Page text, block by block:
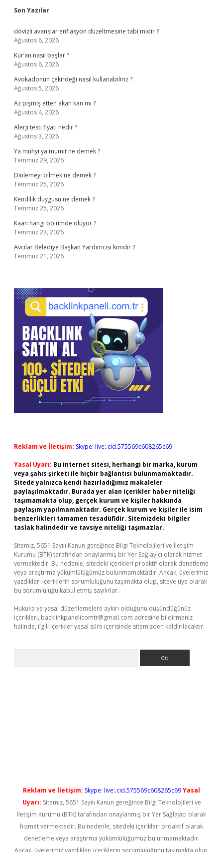
Sidebar
Son Yazılar
dövizli avanslar enflasyon düzeltmesine tabi midir ?
Ağustos 6, 2026
Kur’an nasıl başlar ?
Ağustos 6, 2026
Avokadonun çekirdeği nasıl kullanabiliriz ?
Ağustos 5, 2026
Az pişmiş etten akan kan mı ?
Ağustos 4, 2026
Alerji testi fiyatı nedir ?
Ağustos 3, 2026
Ya muhyi ya mumit ne demek ?
Temmuz 29, 2026
Dinlemeyi bilmek ne demek ?
Temmuz 25, 2026
Kendilik duygusu ne demek ?
Temmuz 25, 2026
Kaan hangi bölümde ölüyor ?
Temmuz 23, 2026
Avcılar Belediye Başkan Yardımcısı kimdir ?
Temmuz 21, 2026
Reklam ve İletişim: Skype: live:.cid.575569c608265c69
Yasal Uyarı: Bu internet sitesi, herhangi bir marka, kurum
veya şahıs şirketi ile hiçbir bağlantısı bulunmamaktadır.
Sitede yalnızca kendi hazırladığımız makaleler
paylaşılmaktadır. Burada yer alan içerikler haber niteliği
taşımamakta olup, gerçek kurum ve kişiler hakkında
paylaşım yapılmamaktadır. Gerçek kurum ve kişiler ile isim
benzerlikleri tamamen tesadüfidir. Sitemizdeki bilgiler
taslak halindedir ve tavsiye niteliği taşımazlar.
Sitemiz, 5651 Sayılı Kanun gereğince Bilgi Teknolojileri ve İletişim
Kurumu (BTK) tarafından onaylanmış bir Yer Sağlayıcı olarak hizmet
vermektedir. Bu nedenle, sitedeki içerikleri proaktif olarak denetleme
veya araştırma yükümlülüğümüz bulunmamaktadır. Ancak, üyelerimiz
yazdıkları içeriklerin sorumluluğunu taşımakta olup, siteye üye olarak
bu sorumluluğu kabul etmiş sayılırlar.
Hukuka ve yasal düzenlemelere aykırı olduğunu düşündüğünüz
içerikleri, backlinkpanelicomtr@gmail.com adresine bildirmeniz
halinde, ilgili içerikler yasal süre içerisinde sitemizden kaldırılacaktır.
Reklam ve İletişim: Skype: live:.cid.575569c608265c69Yasal
Uyarı: Sitemiz, 5651 Sayılı Kanun gereğince Bilgi Teknolojileri ve
İletişim Kurumu (BTK) tarafından onaylanmış bir Yer Sağlayıcı olarak
hizmet vermektedir. Bu nedenle, sitedeki içerikleri proaktif olarak
denetleme veya araştırma yükümlülüğümüz bulunmamaktadır.
Ancak, üyelerimiz yazdıkları içeriklerin sorumluluğunu taşımakta olup,